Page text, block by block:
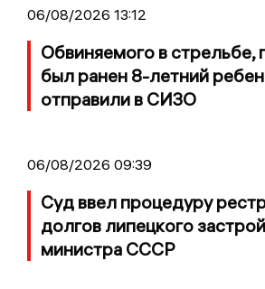
06/08/2026 13:12
Обвиняемого в стрельбе,
был ранен 8-летний
отправили в СИЗО
06/08/2026 09:39
Суд ввел процедуру
долгов липецкого
министра СССР